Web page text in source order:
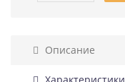
Описание